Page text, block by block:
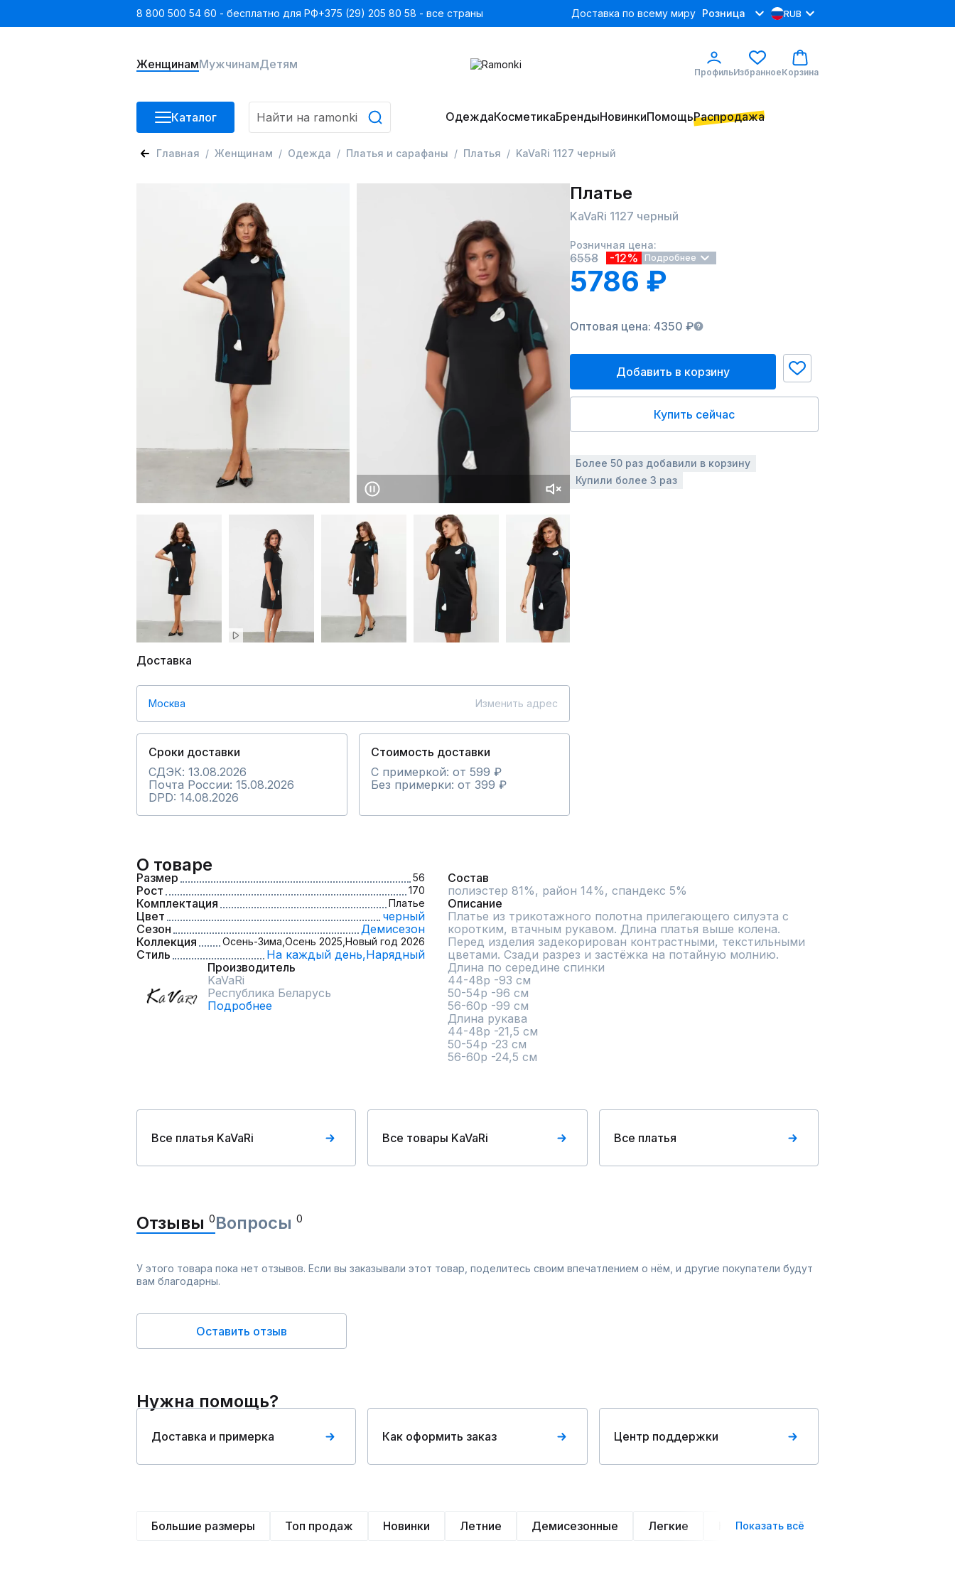
8 800 500 54 60 - бесплатно для РФ+375 (29) 205 80 58 - все страны Доставка по всему миру Розница RUB
ЖенщинамМужчинамДетям
ПрофильИзбранноеКорзина
Каталог ОдеждаКосметикаБрендыНовинкиПомощьРаспродажа
Главная Женщинам Одежда Платья и сарафаны Платья KaVaRi 1127 черный
Доставка
Москва Изменить адрес
Сроки доставки
СДЭК: 13.08.2026
Почта России: 15.08.2026
DPD: 14.08.2026
Стоимость доставки
С примеркой: от 599 ₽
Без примерки: от 399 ₽
Платье
KaVaRi 1127 черный
Розничная цена:
6558 -12% Подробнее
5786 ₽
Оптовая цена: 4350 ₽
Добавить в корзину
Купить сейчас
Более 50 раз добавили в корзину
Купили более 3 раз
О товаре
Размер 56
Рост 170
Комплектация Платье
Цвет
черный
Сезон
Демисезон
Коллекция
Осень-Зима, Осень 2025, Новый год 2026
Стиль На каждый день,Нарядный
Производитель
KaVaRi
Республика Беларусь
Подробнее
Состав
Описание
Платье из трикотажного полотна прилегающего силуэта с
коротким, втачным рукавом. Длина платья выше колена.
Перед изделия задекорирован контрастными, текстильными
цветами. Сзади разрез и застёжка на потайную молнию.
Длина по середине спинки
44-48р -93 см
50-54р -96 см
56-60р -99 см
Длина рукава
44-48р -21,5 см
50-54р -23 см
56-60р -24,5 см
Все платья KaVaRi Все товары KaVaRi Все платья
Отзывы 0Вопросы 0
У этого товара пока нет отзывов. Если вы заказывали этот товар, поделитесь своим впечатлением о нём, и другие покупатели будут
вам благодарны.
Оставить отзыв
Нужна помощь?
Доставка и примерка Как оформить заказ Центр поддержки
Большие размеры Топ продаж Новинки Летние Демисезонные Легкие Нарядные
Показать всё